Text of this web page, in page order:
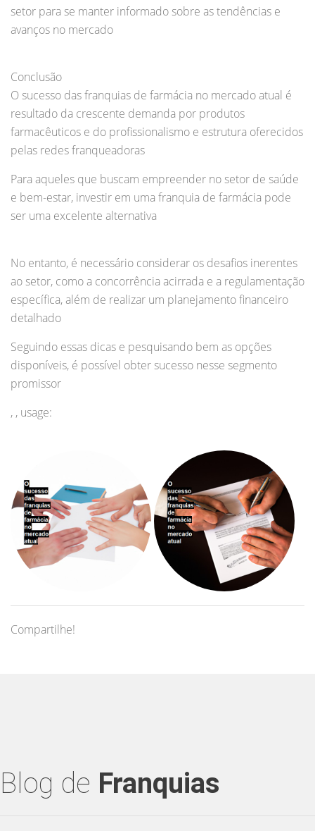
setor para se manter informado sobre as tendências e
avanços no mercado
Conclusão
O sucesso das franquias de farmácia no mercado atual é
resultado da crescente demanda por produtos
farmacêuticos e do profissionalismo e estrutura oferecidos
pelas redes franqueadoras
Para aqueles que buscam empreender no setor de saúde
e bem-estar, investir em uma franquia de farmácia pode
ser uma excelente alternativa
No entanto, é necessário considerar os desafios inerentes
ao setor, como a concorrência acirrada e a regulamentação
específica, além de realizar um planejamento financeiro
detalhado
Seguindo essas dicas e pesquisando bem as opções
disponíveis, é possível obter sucesso nesse segmento
promissor
, , usage:
Compartilhe!
Blog de Franquias